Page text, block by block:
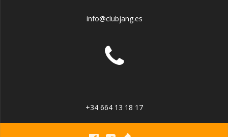
info@clubjang.es
+34 664 13 18 17